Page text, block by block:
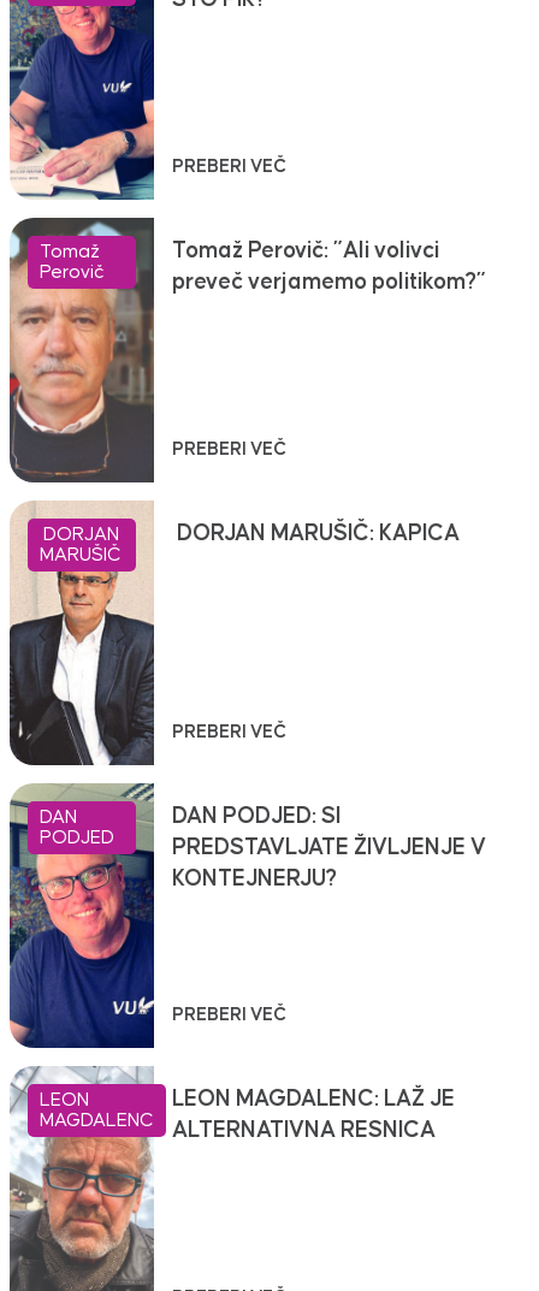
PREBERI VEČ
Tomaž
Perovič
Tomaž Perovič: ”Ali volivci
preveč verjamemo politikom?”
PREBERI VEČ
DORJAN
MARUŠIČ
DORJAN MARUŠIČ: KAPICA
PREBERI VEČ
DAN
PODJED
DAN PODJED: SI
PREDSTAVLJATE ŽIVLJENJE V
KONTEJNERJU?
PREBERI VEČ
LEON
MAGDALENC
LEON MAGDALENC: LAŽ JE
ALTERNATIVNA RESNICA